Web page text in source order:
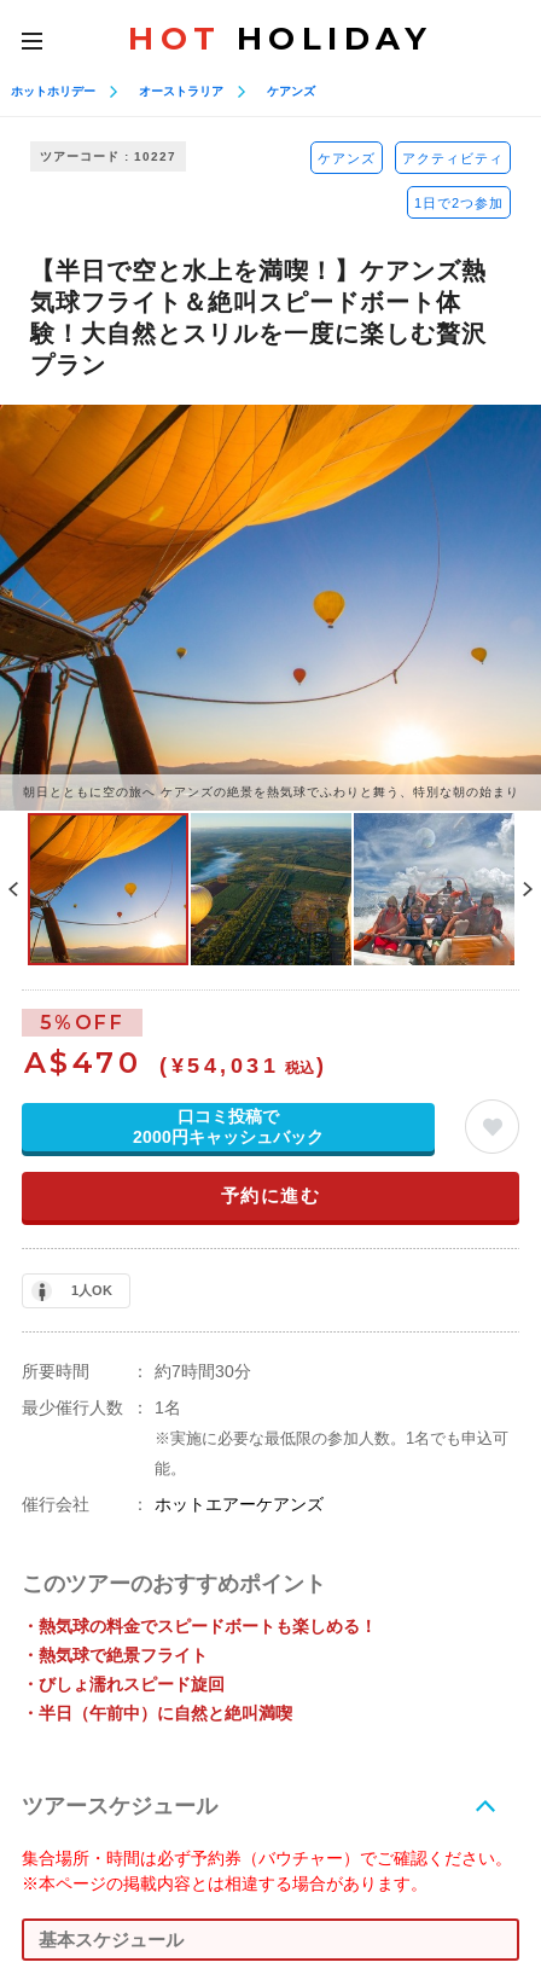
toggle
navigation
HOT HOLIDAY
ホットホリデー オーストラリア ケアンズ
ツアーコード : 10227 ケアンズ アクティビティ
1日で2つ参加
【半日で空と水上を満喫！】ケアンズ熱
気球フライト＆絶叫スピードボート体
験！大自然とスリルを一度に楽しむ贅沢
プラン
朝日とともに空の旅へ ケアンズの絶景を熱気球でふわりと舞う、特別な朝の始まり
5%OFF
A$470 (¥54,031 税込)
口コミ投稿で
2000円キャッシュバック
予約に進む
1人OK
所要時間 ：
約7時間30分
最少催行人数
： 1名
※実施に必要な最低限の参加人数。1名でも申込可
能。
催行会社 ： ホットエアーケアンズ
このツアーのおすすめポイント
・熱気球の料金でスピードボートも楽しめる！
・熱気球で絶景フライト
・びしょ濡れスピード旋回
・半日（午前中）に自然と絶叫満喫
ツアースケジュール
集合場所・時間は必ず予約券（バウチャー）でご確認ください。
※本ページの掲載内容とは相違する場合があります。
基本スケジュール